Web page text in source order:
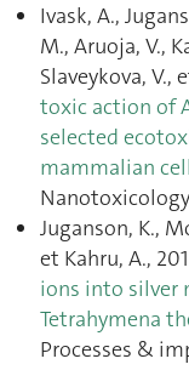
Ivask, A.,
M., Aruoja, V.,
Slaveykova, V.,
toxic action of
selected
mammalian
Nanotoxicology,
Juganson, K.,
et Kahru, A.,
ions into silver
Tetrahymena
Processes &